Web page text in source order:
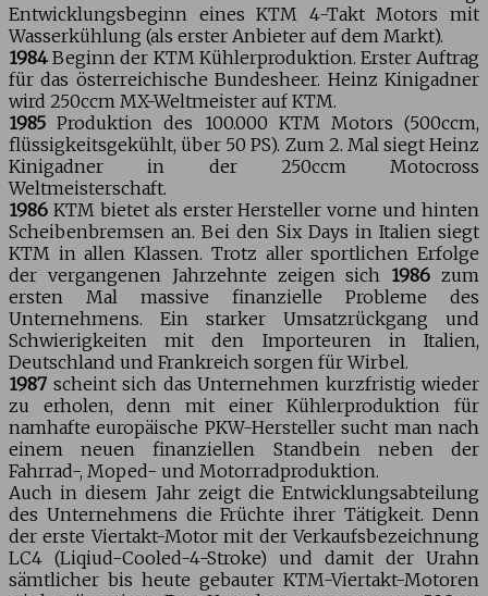
Entwicklungsbeginn eines KTM 4-Takt Motors mit
Wasserkühlung (als erster Anbieter auf dem Markt).
1984 Beginn der KTM Kühlerproduktion. Erster Auftrag
für das österreichische Bundesheer. Heinz Kinigadner
wird 250ccm MX-Weltmeister auf KTM.
1985 Produktion des 100.000 KTM Motors (500ccm,
flüssigkeitsgekühlt, über 50 PS). Zum 2. Mal siegt Heinz
Kinigadner in der 250ccm Motocross
Weltmeisterschaft.
1986 KTM bietet als erster Hersteller vorne und hinten
Scheibenbremsen an. Bei den Six Days in Italien siegt
KTM in allen Klassen. Trotz aller sportlichen Erfolge
der vergangenen Jahrzehnte zeigen sich 1986 zum
ersten Mal massive finanzielle Probleme des
Unternehmens. Ein starker Umsatzrückgang und
Schwierigkeiten mit den Importeuren in Italien,
Deutschland und Frankreich sorgen für Wirbel.
1987 scheint sich das Unternehmen kurzfristig wieder
zu erholen, denn mit einer Kühlerproduktion für
namhafte europäische PKW-Hersteller sucht man nach
einem neuen finanziellen Standbein neben der
Fahrrad-, Moped- und Motorradproduktion.
Auch in diesem Jahr zeigt die Entwicklungsabteilung
des Unternehmens die Früchte ihrer Tätigkeit. Denn
der erste Viertakt-Motor mit der Verkaufsbezeichnung
LC4 (Liqiud-Cooled-4-Stroke) und damit der Urahn
sämtlicher bis heute gebauter KTM-Viertakt-Motoren